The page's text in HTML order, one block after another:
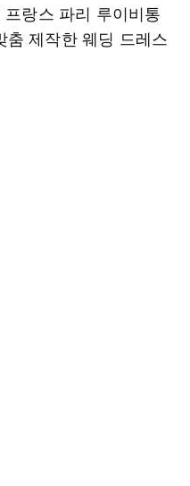
랑스 파리 루이비통
춤 제작한 웨딩 드레스